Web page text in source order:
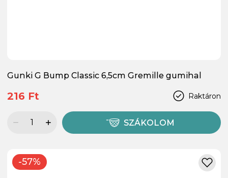
Gunki G Bump Classic 6,5cm Gremille gumihal
Raktáron
216 Ft
SZÁKOLOM
-57%